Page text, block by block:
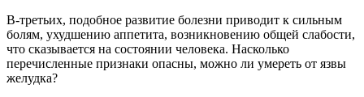
В-третьих, подобное развитие болезни приводит к сильным
болям, ухудшению аппетита, возникновению общей слабости,
что сказывается на состоянии человека. Насколько
перечисленные признаки опасны, можно ли умереть от язвы
желудка?